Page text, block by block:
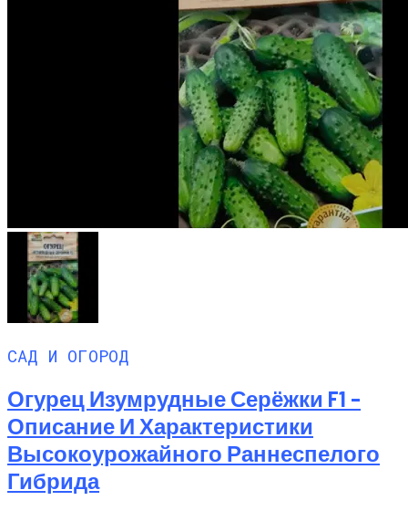
САД И ОГОРОД
Огурец Изумрудные Серёжки F1 –
Описание И Характеристики
Высокоурожайного Раннеспелого
Гибрида